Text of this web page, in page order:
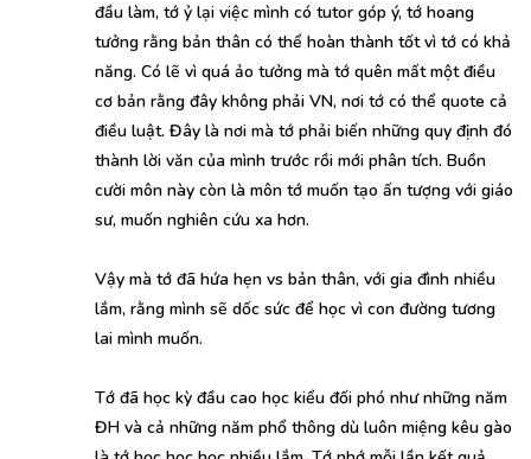
đầu làm, tớ ỷ lại việc mình có tutor góp ý, tớ hoang
tưởng rằng bản thân có thể hoàn thành tốt vì tớ có khả
năng. Có lẽ vì quá ảo tưởng mà tớ quên mất một điều
cơ bản rằng đây không phải VN, nơi tớ có thể quote cả
điều luật. Đây là nơi mà tớ phải biến những quy định đó
thành lời văn của mình trước rồi mới phân tích. Buồn
cười môn này còn là môn tớ muốn tạo ấn tượng với giáo
sư, muốn nghiên cứu xa hơn.
Vậy mà tớ đã hứa hẹn vs bản thân, với gia đình nhiều
lắm, rằng mình sẽ dốc sức để học vì con đường tương
lai mình muốn.
Tớ đã học kỳ đầu cao học kiểu đối phó như những năm
ĐH và cả những năm phổ thông dù luôn miệng kêu gào